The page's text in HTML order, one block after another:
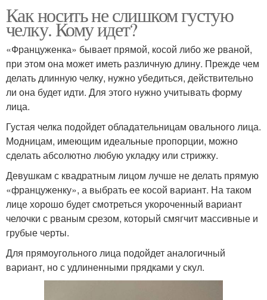
Как носить не слишком густую
челку. Кому идет?
«Француженка» бывает прямой, косой либо же рваной,
при этом она может иметь различную длину. Прежде чем
делать длинную челку, нужно убедиться, действительно
ли она будет идти. Для этого нужно учитывать форму
лица.
Густая челка подойдет обладательницам овального лица.
Модницам, имеющим идеальные пропорции, можно
сделать абсолютно любую укладку или стрижку.
Девушкам с квадратным лицом лучше не делать прямую
«француженку», а выбрать ее косой вариант. На таком
лице хорошо будет смотреться укороченный вариант
челочки с рваным срезом, который смягчит массивные и
грубые черты.
Для прямоугольного лица подойдет аналогичный
вариант, но с удлиненными прядками у скул.